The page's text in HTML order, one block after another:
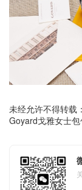
未经允许不得转载：
Goyard戈雅女士